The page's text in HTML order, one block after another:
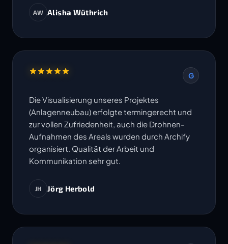
AW Alisha Wüthrich
G
Die Visualisierung unseres Projektes
(Anlagenneubau) erfolgte termingerecht und
zur vollen Zufriedenheit, auch die Drohnen-
Aufnahmen des Areals wurden durch Archify
organisiert. Qualität der Arbeit und
Kommunikation sehr gut.
JH Jörg Herbold